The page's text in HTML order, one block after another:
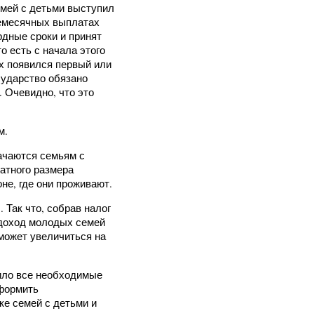
с детьми выступил
выплатах
сроки и принят
есть с начала этого
появился первый или
обязано
что это
семьям с
размера
где они проживают.
что, собрав налог
молодых семей
увеличиться на
все необходимые
семей с детьми и